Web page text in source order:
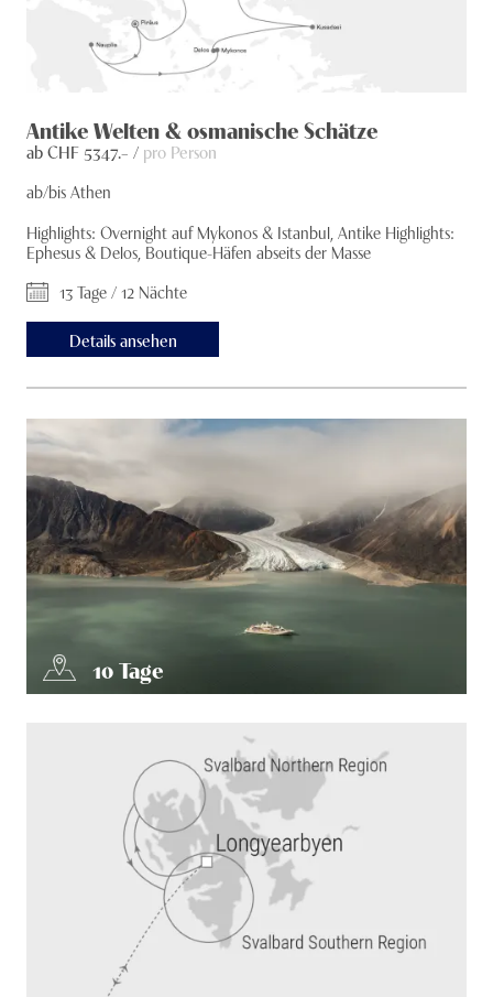
Antike Welten & osmanische Schätze
ab CHF 5347.– / pro Person
ab/bis Athen
Highlights: Overnight auf Mykonos & Istanbul, Antike Highlights:
Ephesus & Delos, Boutique-Häfen abseits der Masse
13 Tage / 12 Nächte
Details ansehen
10Tage